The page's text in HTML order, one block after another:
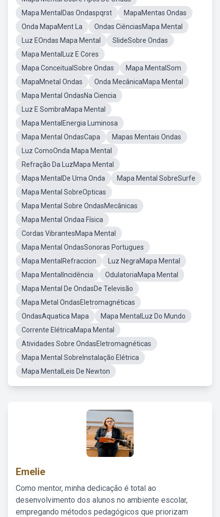
Mapa MentalDas Ondaspqrst
MapaMentas Ondas
Onda MapaMent La
Ondas CiênciasMapa Mental
Luz EOndas Mapa Mental
SlideSobre Ondas
Mapa MentalLuz E Cores
Mapa ConceitualSobre Ondas
Mapa MentalSom
MapaMnetal Ondas
Onda MecânicaMapa Mental
Mapa Mental OndasNa Ciencia
Luz E SombraMapa Mental
Mapa MentalEnergia Luminosa
Mapa Mental OndasCapa
Mapas Mentais Ondas
Luz ComoOnda Mapa Mental
Refração Da LuzMapa Mental
Mapa MentalDe Uma Onda
Mapa Mental SobreSurfe
Mapa Mental SobreOpticas
Mapa Mental Sobre OndasMecânicas
Mapa Mental Ondaa Física
Cordas VibrantesMapa Mental
Mapa Mental OndasSonoras Portugues
Mapa MentalRefraccion
Luz NegraMapa Mental
Mapa MentalIncidência
OdulatoriaMapa Mental
Mapa Mental De OndasDe Televisão
Mapa Metal OndasEletromagnéticas
OndasAquatica Mapa
Mapa MentalLuz Do Mundo
Corrente ElétricaMapa Mental
Atividades Sobre OndasEletromagnéticas
Mapa Mental SobreInstalação Elétrica
Mapa MentalLeis De Newton
Emelie
Como mentor, minha dedicação é total ao
desenvolvimento dos alunos no ambiente escolar,
empregando métodos pedagógicos que priorizam